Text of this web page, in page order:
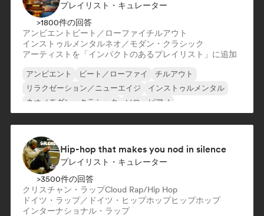
プレイリスト・キュレーター
>1800件の回答
アンビエント ビート／ローファイチルアウト
インストゥルメンタルネオ／モダン・クラシック
アーティストを「インパクトのあるプレイリスト」に追加
アンビエント ビート／ローファイ
チルアウト
リラクゼーション／ニューエイジ
インストゥルメンタル
ネオ／モダン・クラシック
ソロ・ピアノ
Hip-hop that makes you nod in silence
プレイリスト・キュレーター
>3500件の回答
クリスチャン・ラップCloud Rap/Hip Hop
ドイツ・ラップ／ドイツ・ヒップホップヒップホップ
インターナショナル・ラップ